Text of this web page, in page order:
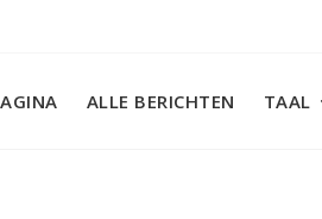
ALLE BERICHTEN TAAL